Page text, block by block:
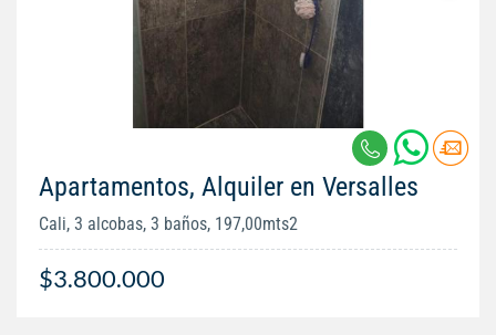
Apartamentos, Alquiler en Versalles
Cali, 3 alcobas, 3 baños, 197,00mts2
$3.800.000